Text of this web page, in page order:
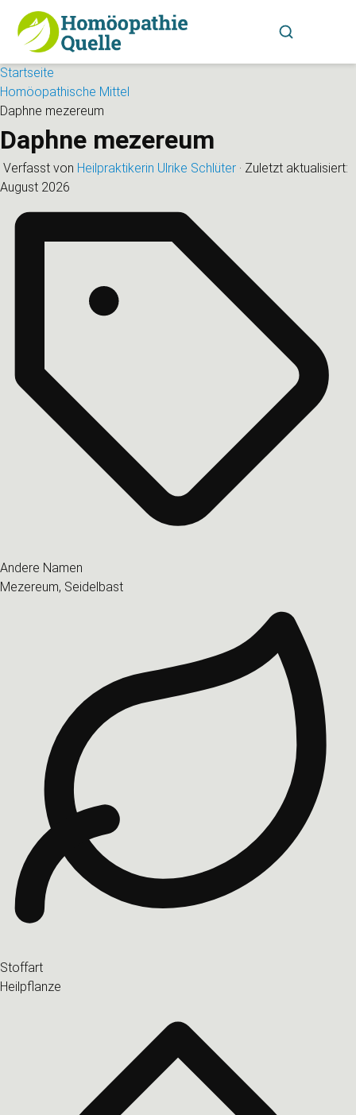
Startseite
Homöopathische Mittel
Daphne mezereum
Daphne mezereum
Verfasst von Heilpraktikerin Ulrike Schlüter · Zuletzt aktualisiert:
August 2026
Andere Namen
Mezereum, Seidelbast
Stoffart
Heilpflanze